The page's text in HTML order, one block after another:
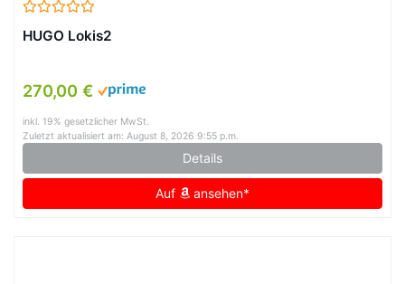
HUGO Lokis2
270,00 €
inkl. 19% gesetzlicher MwSt.
Zuletzt aktualisiert am: August 8, 2026 9:55 p.m.
Details
Auf ansehen*